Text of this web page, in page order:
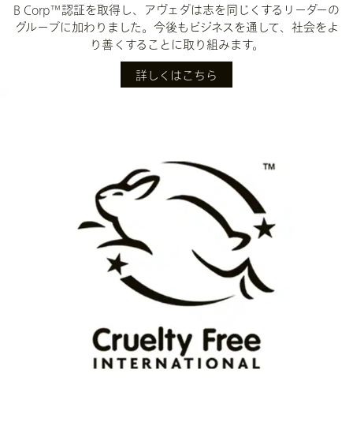
B Corp™認証を取得し、アヴェダは志を同じくするリーダーの
グループに加わりました。今後もビジネスを通して、社会をよ
り善くすることに取り組みます。
詳しくはこちら